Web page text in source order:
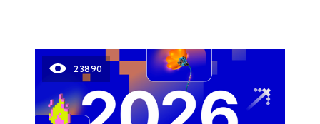
23890